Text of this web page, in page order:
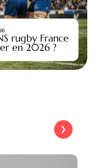
rugby France
en 2026 ?